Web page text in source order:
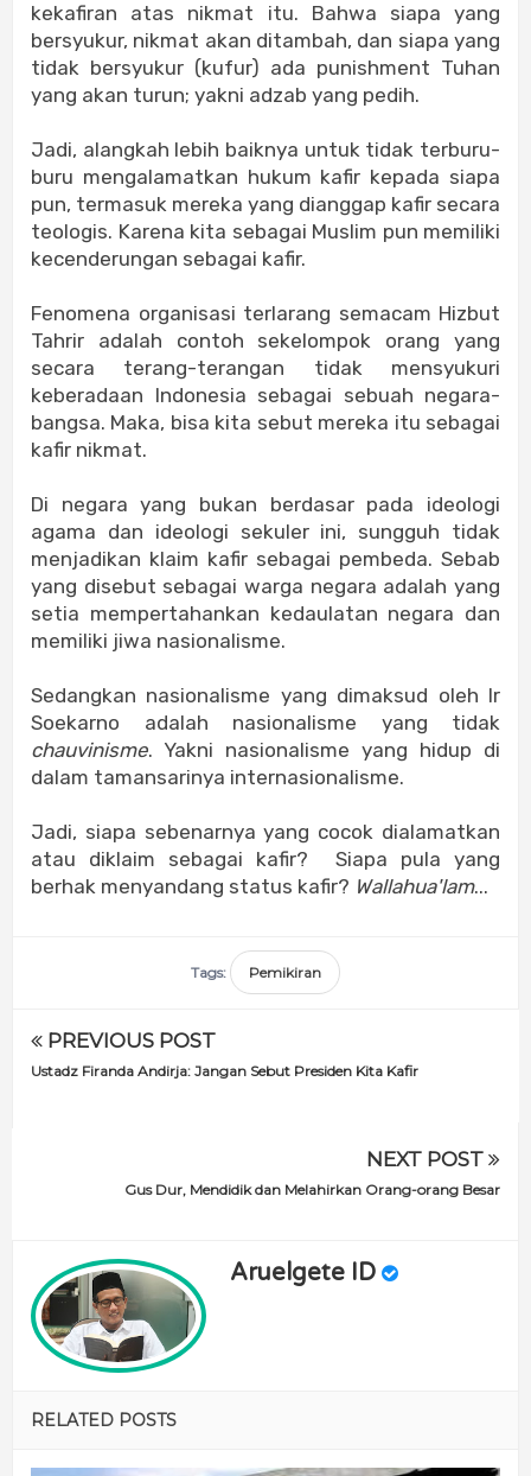
kekafiran atas nikmat itu. Bahwa siapa yang
bersyukur, nikmat akan ditambah, dan siapa yang
tidak bersyukur (kufur) ada punishment Tuhan
yang akan turun; yakni adzab yang pedih.
Jadi, alangkah lebih baiknya untuk tidak terburu-
buru mengalamatkan hukum kafir kepada siapa
pun, termasuk mereka yang dianggap kafir secara
teologis. Karena kita sebagai Muslim pun memiliki
kecenderungan sebagai kafir.
Fenomena organisasi terlarang semacam Hizbut
Tahrir adalah contoh sekelompok orang yang
secara terang-terangan tidak mensyukuri
keberadaan Indonesia sebagai sebuah negara-
bangsa. Maka, bisa kita sebut mereka itu sebagai
kafir nikmat.
Di negara yang bukan berdasar pada ideologi
agama dan ideologi sekuler ini, sungguh tidak
menjadikan klaim kafir sebagai pembeda. Sebab
yang disebut sebagai warga negara adalah yang
setia mempertahankan kedaulatan negara dan
memiliki jiwa nasionalisme.
Sedangkan nasionalisme yang dimaksud oleh Ir
Soekarno adalah nasionalisme yang tidak
chauvinisme. Yakni nasionalisme yang hidup di
dalam tamansarinya internasionalisme.
Jadi, siapa sebenarnya yang cocok dialamatkan
atau diklaim sebagai kafir? Siapa pula yang
berhak menyandang status kafir? Wallahua'lam...
Tags: Pemikiran
PREVIOUS POST
Ustadz Firanda Andirja: Jangan Sebut Presiden Kita Kafir
NEXT POST
Gus Dur, Mendidik dan Melahirkan Orang-orang Besar
Aruelgete ID
RELATED POSTS